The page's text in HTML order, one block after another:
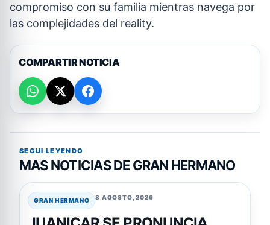
compromiso con su familia mientras navega por
las complejidades del reality.
COMPARTIR NOTICIA
SEGUI LEYENDO
MAS NOTICIAS DE GRAN HERMANO
GRAN HERMANO 8 AGOSTO, 2026